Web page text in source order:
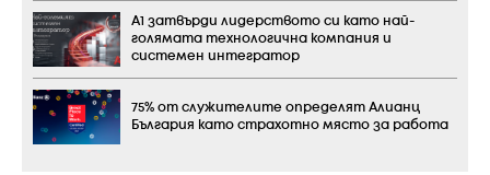
А1 затвърди лидерството си като най-
голямата технологична компания и
системен интегратор
75% от служителите определят Алианц
България като страхотно място за работа